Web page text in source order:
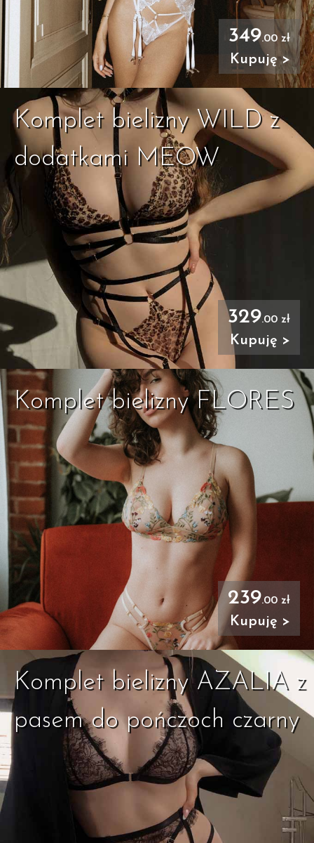
349.00 zł
Kupuję >
Komplet bielizny WILD z
dodatkami MEOW
329.00 zł
Kupuję >
Komplet bielizny FLORES
239.00 zł
Kupuję >
Komplet bielizny AZALIA z
pasem do pończoch czarny